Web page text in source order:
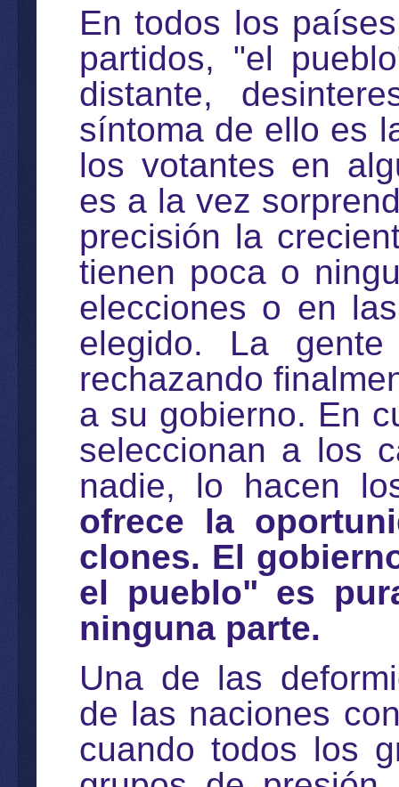
En todos los
partidos, "el
distante,
síntoma de ello es
los votantes en
es a la vez
precisión la
tienen poca o
elecciones o en
elegido. La
rechazando
a su gobierno. En
seleccionan a los
nadie, lo hacen
ofrece la
clones. El
el pueblo" es
ninguna parte.
Una de las
de las naciones
cuando todos los